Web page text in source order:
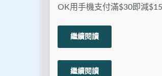
OK用手機支付滿$30即減
繼續閱讀
繼續閱讀